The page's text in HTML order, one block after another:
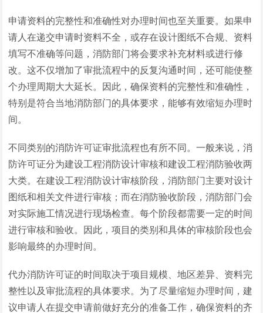
申请资料的完整性和准确性对办理时间也至关重要。如果申
请人在递交申请时资料不全，或存在设计图纸不合规、资料
填写不准确等问题，消防部门将会要求补充材料或进行修
改。这不仅增加了审批流程中的反复沟通时间，还可能使整
个办理周期大大延长。因此，确保资料的完整性和准确性，
特别是符合当地消防部门的具体要求，能够有效缩短办理时
间。
不同类别的消防许可证审批流程也有所不同。一般来说，消
防许可证分为建设工程消防设计审核和建设工程消防验收两
大类。在建设工程消防设计审核阶段，消防部门主要对设计
图纸和相关文件进行审核；而在消防验收阶段，消防部门会
对实际施工情况进行现场检查。每个阶段都需要一定的时间
进行审核和验收。因此，项目的类别和具体的审核阶段也会
影响最终的办理时间。
代办消防许可证的时间取决于项目规模、地区差异、资料完
整性以及审批流程的具体要求。为了尽量缩短办理时间，建
议申请人在提交申请前做好充分的准备工作，确保资料的齐